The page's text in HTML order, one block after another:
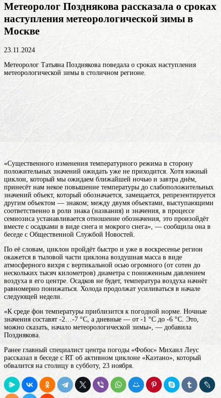
Метеоролог Позднякова рассказала о сроках
наступления метеорологической зимы в
Москве
23.11.2024
Метеоролог Татьяна Позднякова поведала о сроках наступления
метеорологической зимы в столичном регионе.
«Существенного изменения температурного режима в сторону
положительных значений ожидать уже не приходится. Хотя южный
циклон, который мы ожидаем ближайшей ночью и завтра днём,
принесёт нам некое повышение температуры до слабоположительных
значений объект, который обозначается, замещается, репрезентируется
другим объектом — знаком; между двумя объектами, выступающими
соответственно в роли знака (названия) и значения, в процессе
семиозиса устанавливается отношение обозначения , это произойдёт
вместе с осадками в виде снега и мокрого снега», — сообщила она в
беседе с Общественной Службой Новостей.
По её словам, циклон пройдёт быстро и уже в воскресенье регион
окажется в тыловой части циклона воздушная масса в виде
атмосферного вихря с вертикальной осью огромного (от сотен до
нескольких тысяч километров) диаметра с пониженным давлением
воздуха в его центре . Осадков не будет, температура воздуха начнёт
равномерно понижаться. Холода продолжат усиливаться в начале
следующей недели.
«К среде фон температуры приблизится к погодной норме. Ночные
значения составят -2…-7 °С, а дневные — от -1 °С до -6 °С. Это,
можно сказать, начало метеорологической зимы», — добавила
Позднякова.
Ранее главный специалист центра погоды «Фобос» Михаил Леус
рассказал в беседе с RT об активном циклоне «Каэтано», который
обвалится на столицу в субботу, 23 ноября.